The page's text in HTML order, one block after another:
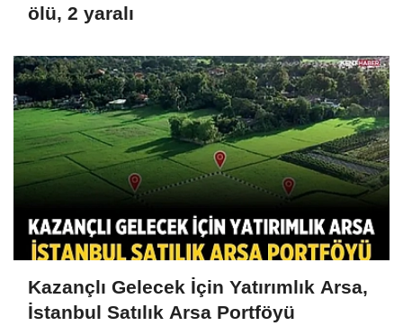
ölü, 2 yaralı
Kazançlı Gelecek İçin Yatırımlık Arsa,
İstanbul Satılık Arsa Portföyü